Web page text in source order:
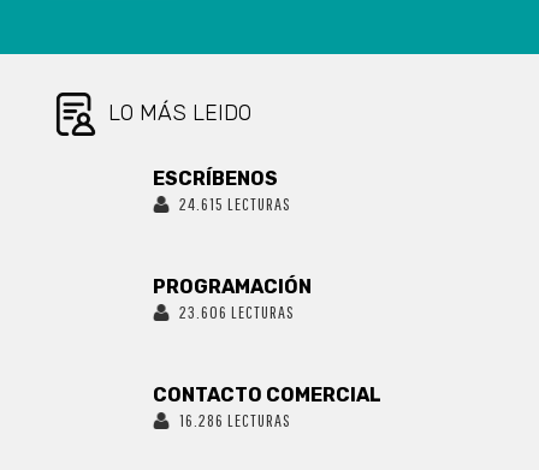
ACUMULADOS
ACTIVOS DE
COVID-19LO MÁS LEIDO
ESCRÍBENOS
24.615 LECTURAS
PROGRAMACIÓN
23.606 LECTURAS
CONTACTO COMERCIAL
16.286 LECTURAS